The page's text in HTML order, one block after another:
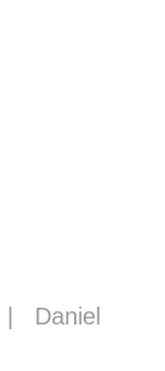
Daniel